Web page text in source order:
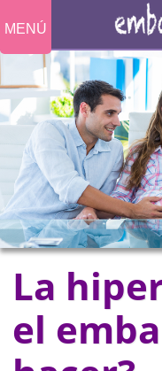
MENÚ
La
el